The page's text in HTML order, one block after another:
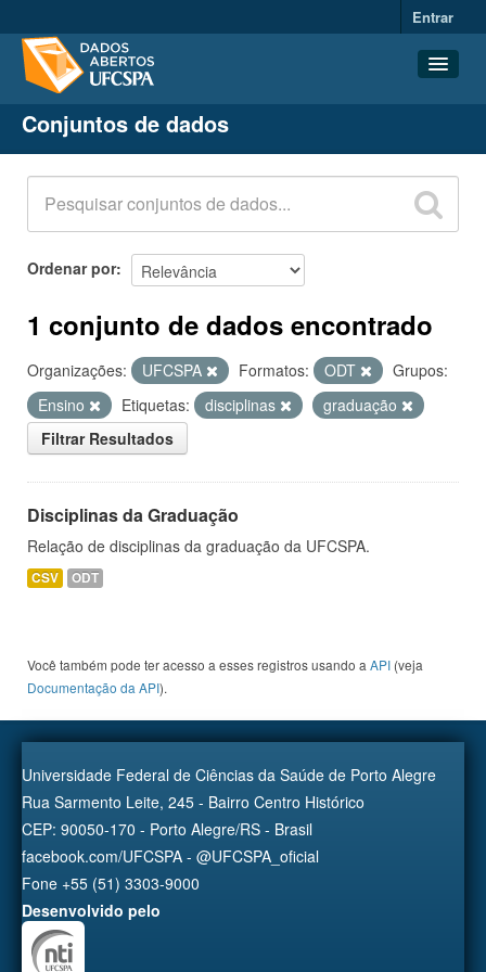
Entrar
Conjuntos de dados
Organizações
Grupos
Sobre
Conjuntos de dados
Ordenar por
1 conjunto de dados encontrado
Organizações: UFCSPA Formatos: ODT
Grupos:
Ensino
Etiquetas: disciplinas
graduação
Filtrar Resultados
Disciplinas da Graduação
Relação de disciplinas da graduação da UFCSPA.
CSV ODT
Você também pode ter acesso a esses registros usando a API (veja
Documentação da API).
Universidade Federal de Ciências da Saúde de Porto Alegre
Rua Sarmento Leite, 245 - Bairro Centro Histórico
CEP: 90050-170 - Porto Alegre/RS - Brasil
facebook.com/UFCSPA - @UFCSPA_oficial
Fone +55 (51) 3303-9000
Desenvolvido pelo